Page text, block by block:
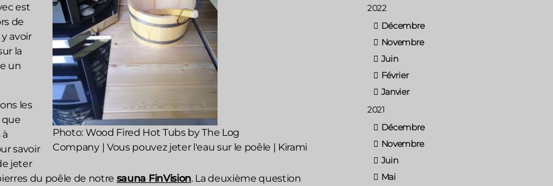
Photo: Wood Fired Hot Tubs by The Log
Company | Vous pouvez jeter l'eau sur le poêle | Kirami
est
de
avoir
la
un
les
que
savoir
jeter
du poêle de notre sauna FinVision. La deuxième question
2022
Décembre
Novembre
Juin
Février
Janvier
2021
Décembre
Novembre
Juin
Mai